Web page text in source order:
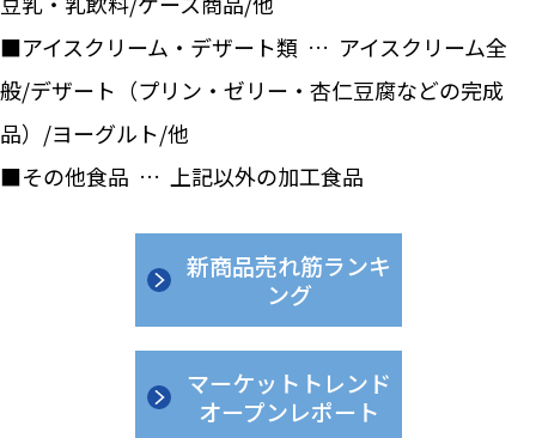
■アイスクリーム・デザート類 … アイスクリーム全
般/デザート（プリン・ゼリー・杏仁豆腐などの完成
品）/ヨーグルト/他
■その他食品 … 上記以外の加工食品
新商品売れ筋ランキ
ング
マーケットトレンド
オープンレポート